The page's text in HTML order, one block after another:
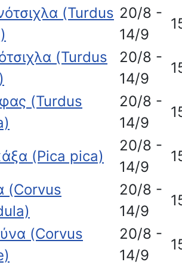
(Turdus 20/8 -
14/9
(Turdus
20/8 -
14/9
(Turdus
20/8 -
14/9
(Pica pica)
20/8 -
14/9
(Corvus
20/8 -
14/9
(Corvus
20/8 -
14/9